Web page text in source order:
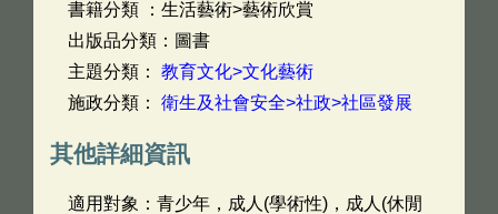
書籍分類 ：生活藝術>藝術欣賞
出版品分類：圖書
主題分類： 教育文化>文化藝術
施政分類： 衛生及社會安全>社政>社區發展
其他詳細資訊
適用對象：青少年，成人(學術性)，成人(休閒